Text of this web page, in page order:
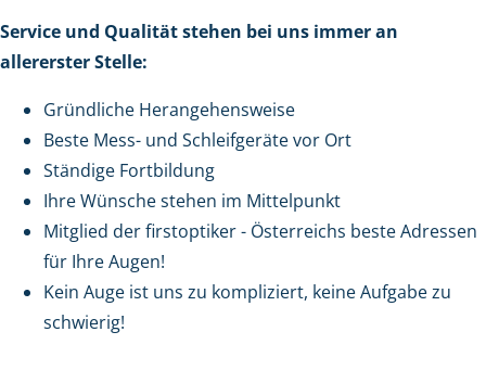
Service und Qualität stehen bei uns immer an
allererster Stelle:
Gründliche Herangehensweise
Beste Mess- und Schleifgeräte vor Ort
Ständige Fortbildung
Ihre Wünsche stehen im Mittelpunkt
Mitglied der firstoptiker - Österreichs beste Adressen
für Ihre Augen!
Kein Auge ist uns zu kompliziert, keine Aufgabe zu
schwierig!